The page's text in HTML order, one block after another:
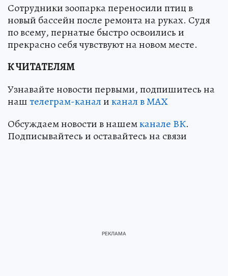
Сотрудники зоопарка переносили птиц в
новый бассейн после ремонта на руках. Судя
по всему, пернатые быстро освоились и
прекрасно себя чувствуют на новом месте.
К ЧИТАТЕЛЯМ
Узнавайте новости первыми, подпишитесь на
наштелеграм-каналиканал в МАХ
Обсуждаем новости в нашемканале ВК.
Подписывайтесь и оставайтесь на связи